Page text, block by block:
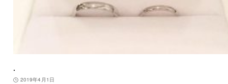
.
2019年4月1日